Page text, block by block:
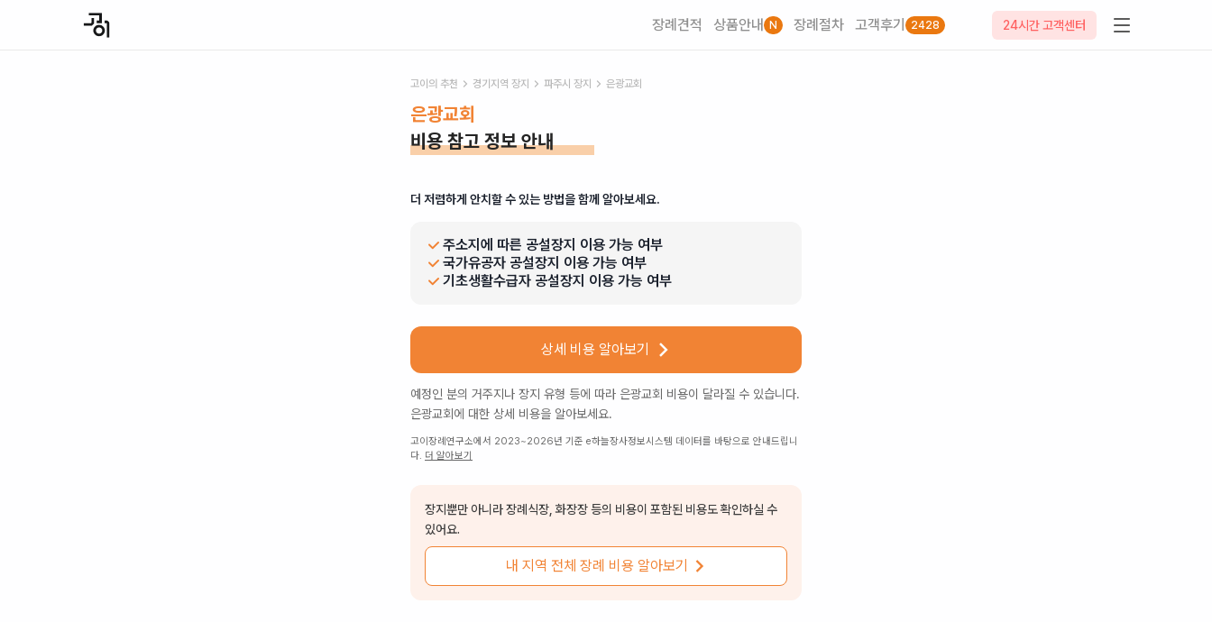
장례견적 상품안내 N 장례절차 고객후기 2428 24시간 고객센터
고이의 추천 경기 지역 장지 파주시 장지 은광교회
은광교회
비용 참고 정보 안내
더 저렴하게 안치할 수 있는 방법을 함께 알아보세요.
주소지에 따른 공설장지 이용 가능 여부
국가유공자 공설장지 이용 가능 여부
기초생활수급자 공설장지 이용 가능 여부
상세 비용 알아보기
예정인 분의 거주지나 장지 유형 등에 따라 은광교회 비용이 달라질 수 있습니다.
은광교회 에 대한 상세 비용을 알아보세요.
고이장례연구소에서 2023~2026년 기준 e하늘장사정보시스템 데이터를 바탕으로 안내드립니
다. 더 알아보기
장지뿐만 아니라 장례식장, 화장장 등의 비용이 포함된 비용도 확인하실 수
있어요.
내 지역 전체 장례 비용 알아보기